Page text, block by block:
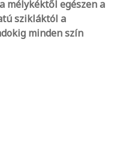
mélykéktől egészen a
szikláktól a
minden szín